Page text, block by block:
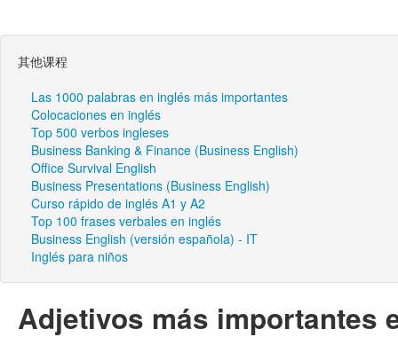
其他课程
Las 1000 palabras en inglés más importantes
Colocaciones en inglés
Top 500 verbos ingleses
Business Banking & Finance (Business English)
Office Survival English
Business Presentations (Business English)
Curso rápido de inglés A1 y A2
Top 100 frases verbales en inglés
Business English (versión española) - IT
Inglés para niños
Adjetivos más importantes